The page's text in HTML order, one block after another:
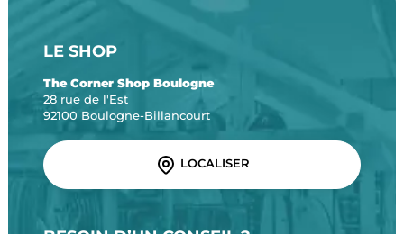
LE SHOP
The Corner Shop Boulogne
28 rue de l'Est
92100 Boulogne-Billancourt
LOCALISER